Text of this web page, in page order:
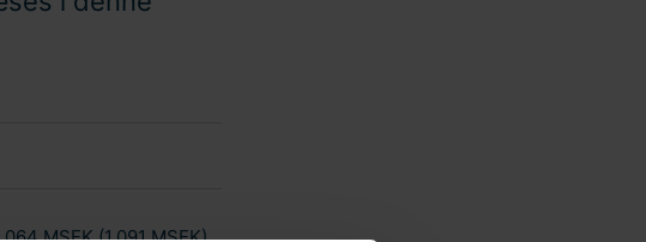
MSEK (1.091 MSEK).